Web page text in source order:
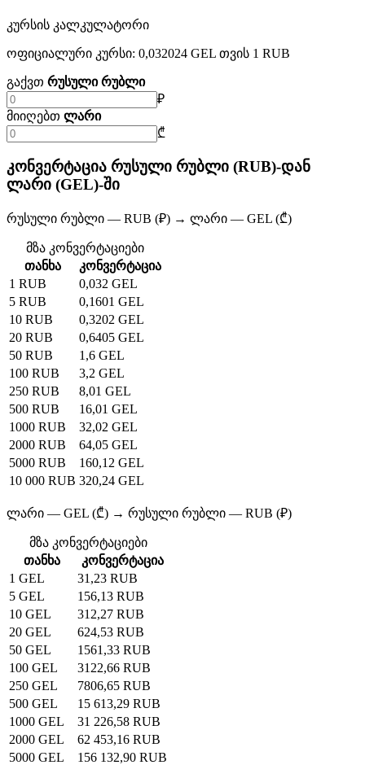
კურსის კალკულატორი
ოფიციალური კურსი: 0,032024 GEL თვის 1 RUB
გაქვთ რუსული რუბლი
₽
მიიღებთ ლარი
₾
კონვერტაცია რუსული რუბლი (RUB)-დან
ლარი (GEL)-ში
რუსული რუბლი — RUB (₽) → ლარი — GEL (₾)
მზა კონვერტაციები
თანხა
კონვერტაცია
1 RUB
0,032 GEL
5 RUB
0,1601 GEL
10 RUB
0,3202 GEL
20 RUB
0,6405 GEL
50 RUB
1,6 GEL
100 RUB
3,2 GEL
250 RUB
8,01 GEL
500 RUB
16,01 GEL
1000 RUB
32,02 GEL
2000 RUB
64,05 GEL
5000 RUB
160,12 GEL
10 000 RUB 320,24 GEL
ლარი — GEL (₾) → რუსული რუბლი — RUB (₽)
მზა კონვერტაციები
თანხა
კონვერტაცია
1 GEL
31,23 RUB
5 GEL
156,13 RUB
10 GEL
312,27 RUB
20 GEL
624,53 RUB
50 GEL
1561,33 RUB
100 GEL
3122,66 RUB
250 GEL
7806,65 RUB
500 GEL
15 613,29 RUB
1000 GEL
31 226,58 RUB
2000 GEL
62 453,16 RUB
5000 GEL
156 132,90 RUB